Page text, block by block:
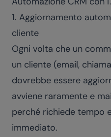
1. Aggiornamento
cliente
Ogni volta che un
un cliente (email,
dovrebbe essere
avviene raramente e
perché richiede tempo
immediato.